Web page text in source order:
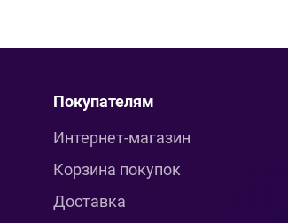
Покупателям
Интернет-магазин
Корзина покупок
Доставка